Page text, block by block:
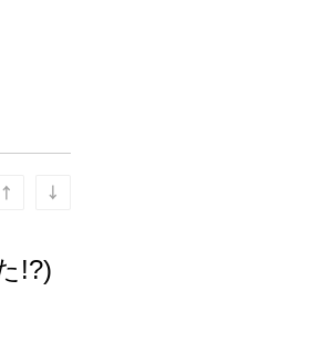
!?)